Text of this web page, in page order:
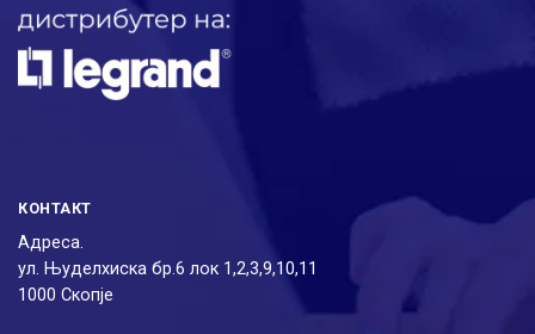
КОНТАКТ
Адреса.
ул. Њуделхиска бр.6 лок 1,2,3,9,10,11
1000 Скопје